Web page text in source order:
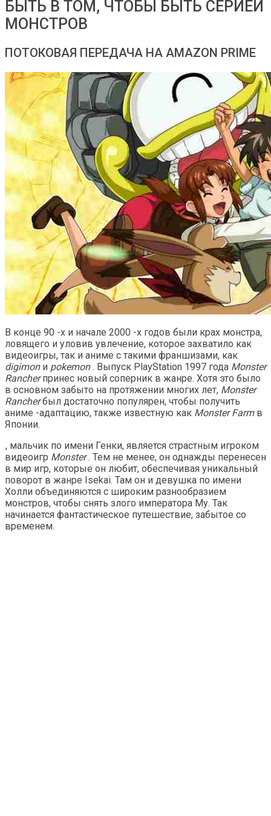
БЫТЬ В ТОМ, ЧТОБЫ БЫТЬ СЕРИЕЙ
МОНСТРОВ
ПОТОКОВАЯ ПЕРЕДАЧА НА AMAZON PRIME
В конце 90 -х и начале 2000 -х годов были крах монстра,
ловящего и уловив увлечение, которое захватило как
видеоигры, так и аниме с такими франшизами, как
digimon и pokemon. Выпуск PlayStation 1997 года Monster
Rancherпринес новый соперник в жанре. Хотя это было
в основном забыто на протяжении многих лет, Monster
Rancherбыл достаточно популярен, чтобы получить
аниме -адаптацию, также известную как Monster Farm в
Японии.
, мальчик по имени Генки, является страстным игроком
видеоигр Monster. Тем не менее, он однажды перенесен
в мир игр, которые он любит, обеспечивая уникальный
поворот в жанре Isekai. Там он и девушка по имени
Холли объединяются с широким разнообразием
монстров, чтобы снять злого императора Му. Так
начинается фантастическое путешествие, забытое со
временем.